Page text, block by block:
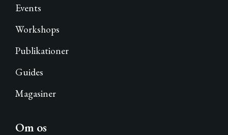
Events
Workshops
Publikationer
Guides
Magasiner
Om os